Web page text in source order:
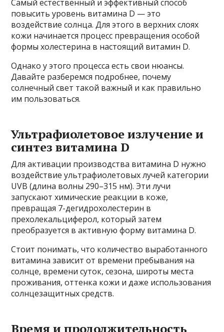
Самый естественный и эффективный способ
повысить уровень витамина D — это
воздействие солнца. Для этого в верхних слоях
кожи начинается процесс превращения особой
формы холестерина в настоящий витамин D.
Однако у этого процесса есть свои нюансы.
Давайте разберемся подробнее, почему
солнечный свет такой важный и как правильно
им пользоваться.
Ультрафиолетовое излучение и
синтез витамина D
Для активации производства витамина D нужно
воздействие ультрафиолетовых лучей категории
UVB (длина волны 290–315 нм). Эти лучи
запускают химические реакции в коже,
превращая 7-дегидрохолестерин в
прехолекальциферол, который затем
преобразуется в активную форму витамина D.
Стоит понимать, что количество выработанного
витамина зависит от времени пребывания на
солнце, времени суток, сезона, широты места
проживания, оттенка кожи и даже использования
солнцезащитных средств.
Время и продолжительность